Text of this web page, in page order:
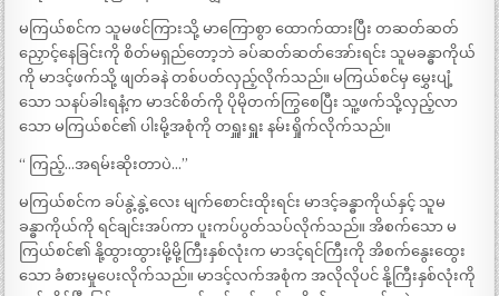
မကြယ်စင်က သူမဖင်ကြားသို့ မာကြောစွာ ထောက်ထားပြီး တဆတ်ဆတ်
ညှောင့်နေခြင်းကို စိတ်မရှည်တော့ဘဲ ခပ်ဆတ်ဆတ်အော်းရင်း သူမခန္ဓာကိုယ်
ကို မာဒင့်ဖက်သို့ ဖျတ်ခနဲ တစ်ပတ်လှည့်လိုက်သည်။ မကြယ်စင်မှ မွှေးပျံ့
သော သနပ်ခါးရနံ့က မာဒင်စိတ်ကို ပိုမိုတက်ကြွစေပြီး သူ့ဖက်သို့လှည့်လာ
သော မကြယ်စင်၏ ပါးမို့အစုံကို တရှူးရှူး နမ်းရှိုက်လိုက်သည်။
“ ကြည့်…အရမ်းဆိုးတာပဲ…”
မကြယ်စင်က ခပ်နွဲ့နွဲ့လေး မျက်စောင်းထိုးရင်း မာဒင့်ခန္ဓာကိုယ်နှင့် သူမ
ခန္ဓာကိုယ်ကို ရင်ချင်းအပ်ကာ ပူးကပ်ပွတ်သပ်လိုက်သည်။ အိစက်သော မ
ကြယ်စင်၏ နို့ထွားထွားမို့မို့ကြီးနှစ်လုံးက မာဒင့်ရင်ကြီးကို အိစက်နွေးထွေး
သော ခံစားမှုပေးလိုက်သည်။ မာဒင့်လက်အစုံက အလိုလိုပင် နို့ကြီးနှစ်လုံးကို